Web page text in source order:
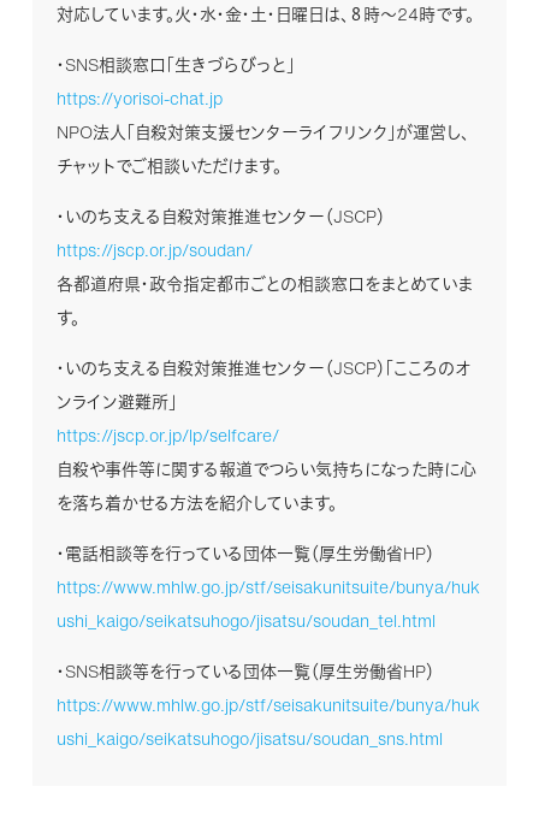
対応しています。火・水・金・土・日曜日は、８時〜24時です。
・SNS相談窓口「生きづらびっと」
https://yorisoi-chat.jp
NPO法人「自殺対策支援センターライフリンク」が運営し、
チャットでご相談いただけます。
・いのち支える自殺対策推進センター（JSCP）
https://jscp.or.jp/soudan/
各都道府県・政令指定都市ごとの相談窓口をまとめていま
す。
・いのち支える自殺対策推進センター（JSCP）「こころのオ
ンライン避難所」
https://jscp.or.jp/lp/selfcare/
自殺や事件等に関する報道でつらい気持ちになった時に心
を落ち着かせる方法を紹介しています。
・電話相談等を行っている団体一覧（厚生労働省HP）
https://www.mhlw.go.jp/stf/seisakunitsuite/bunya/huk
ushi_kaigo/seikatsuhogo/jisatsu/soudan_tel.html
・SNS相談等を行っている団体一覧（厚生労働省HP）
https://www.mhlw.go.jp/stf/seisakunitsuite/bunya/huk
ushi_kaigo/seikatsuhogo/jisatsu/soudan_sns.html